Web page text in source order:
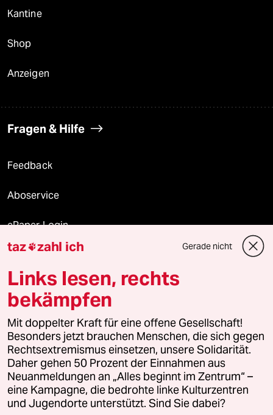
Kantine
Shop
Anzeigen
Fragen & Hilfe
Feedback
Aboservice
ePaper Login
Downloads für Abonnierende
© 2026 taz Verlags und Vertriebs GmbH
Alle Rechte vorbehalten. Bei rechtlichen Fragen oder für Genehmigungen
wenden Sie sich bitte an lizenzen@taz.de
Feedback Redaktionsstatut Kommune-Richtlinien
Leitlinie Informant Datenschutz Impressum AGB
taz zahl ich Gerade nicht
Links lesen, rechts
bekämpfen
Mit doppelter Kraft für eine offene Gesellschaft!
Besonders jetzt brauchen Menschen, die sich gegen
Rechtsextremismus einsetzen, unsere Solidarität.
Daher gehen 50 Prozent der Einnahmen aus
Neuanmeldungen an „Alles beginnt im Zentrum“ –
eine Kampagne, die bedrohte linke Kulturzentren
und Jugendorte unterstützt. Sind Sie dabei?